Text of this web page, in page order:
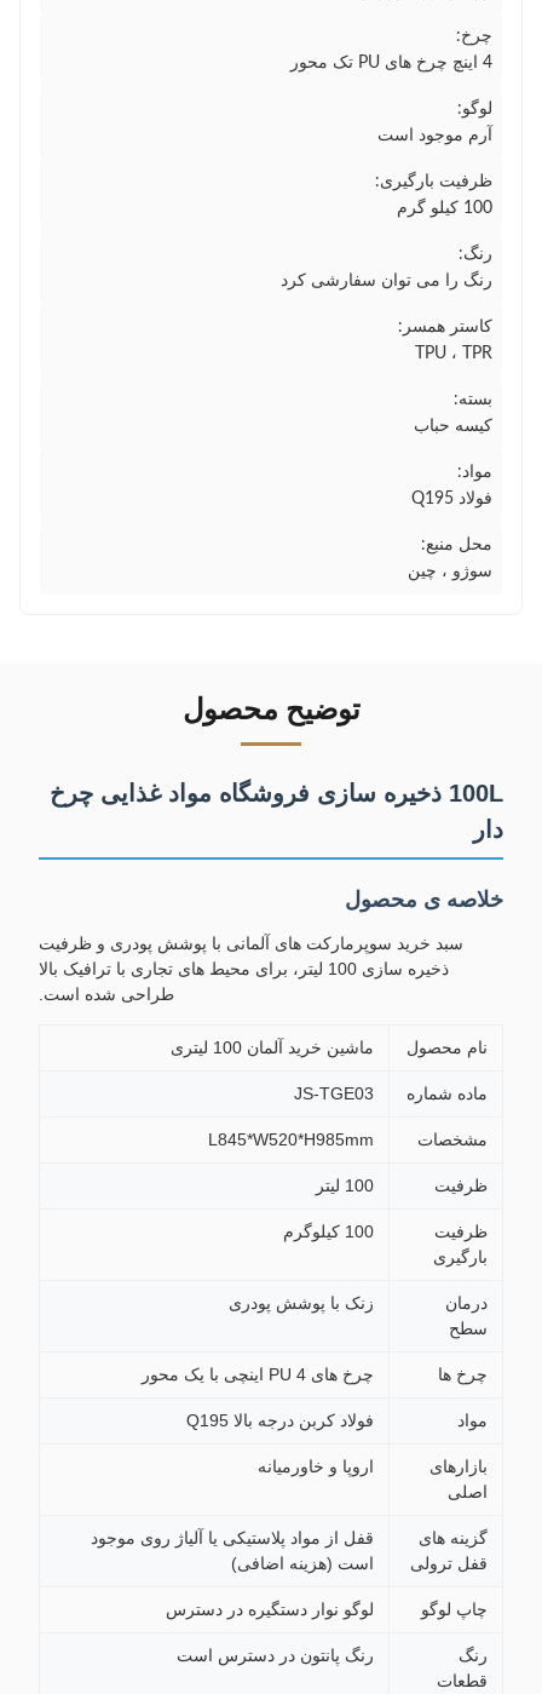
چرخ:
4 اینچ چرخ های PU تک محور
لوگو:
آرم موجود است
ظرفیت بارگیری:
100 کیلو گرم
رنگ:
رنگ را می توان سفارشی کرد
کاستر همسر:
TPU ، TPR
بسته:
کیسه حباب
مواد:
فولاد Q195
محل منبع:
سوژو ، چین
توضیح محصول
100L ذخیره سازی فروشگاه مواد غذایی چرخ
دار
خلاصه ی محصول
سبد خرید سوپرمارکت های آلمانی با پوشش پودری و ظرفیت
ذخیره سازی 100 لیتر، برای محیط های تجاری با ترافیک بالا
طراحی شده است.
نام محصول ماشین خرید آلمان 100 لیتری
ماده شماره JS-TGE03
مشخصات L845*W520*H985mm
ظرفیت 100 لیتر
ظرفیت
بارگیری
100 کيلوگرم
درمان
سطح
زنک با پوشش پودری
چرخ ها چرخ های PU 4 اینچی با یک محور
مواد فولاد کربن درجه بالا Q195
بازارهای
اصلی
اروپا و خاورمیانه
گزینه های
قفل ترولی
قفل از مواد پلاستیکی یا آلیاژ روی موجود
است (هزینه اضافی)
چاپ لوگو لوگو نوار دستگیره در دسترس
رنگ
قطعات
رنگ پانتون در دسترس است